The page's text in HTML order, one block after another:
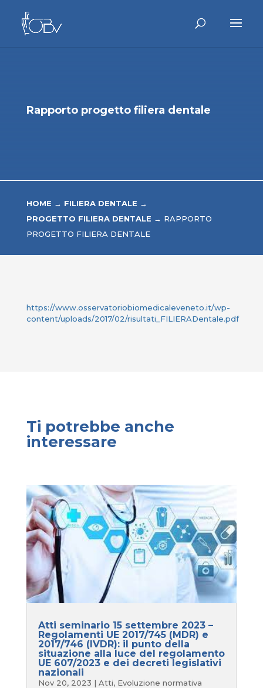
Rapporto progetto filiera dentale
HOME → FILIERA DENTALE →
PROGETTO FILIERA DENTALE → RAPPORTO
PROGETTO FILIERA DENTALE
https://www.osservatoriobiomedicaleveneto.it/wp-
content/uploads/2017/02/risultati_FILIERADentale.pdf
Ti potrebbe anche
interessare
Atti seminario 15 settembre 2023 –
Regolamenti UE 2017/745 (MDR) e
2017/746 (IVDR): il punto della
situazione alla luce del regolamento
UE 607/2023 e dei decreti legislativi
nazionali
Nov 20, 2023 | Atti, Evoluzione normativa